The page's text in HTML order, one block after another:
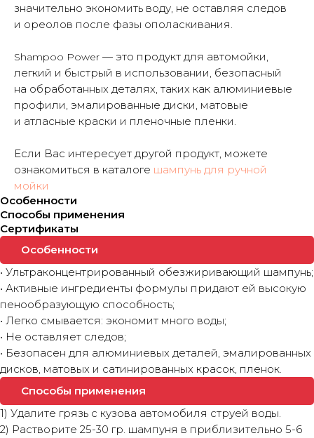
значительно экономить воду, не оставляя следов
и ореолов после фазы ополаскивания.
Shampoo Power — это продукт для автомойки,
легкий и быстрый в использовании, безопасный
на обработанных деталях, таких как алюминиевые
профили, эмалированные диски, матовые
и атласные краски и пленочные пленки.
Если Вас интересует другой продукт, можете
ознакомиться в каталоге шампунь для ручной
мойки
Особенности
Способы применения
Сертификаты
Особенности
• Ультраконцентрированный обезжиривающий шампунь;
• Активные ингредиенты формулы придают ей высокую
пенообразующую способность;
• Легко смывается: экономит много воды;
• Не оставляет следов;
• Безопасен для алюминиевых деталей, эмалированных
дисков, матовых и сатинированных красок, пленок.
Способы применения
1) Удалите грязь с кузова автомобиля струей воды.
2) Растворите 25-30 гр. шампуня в приблизительно 5-6